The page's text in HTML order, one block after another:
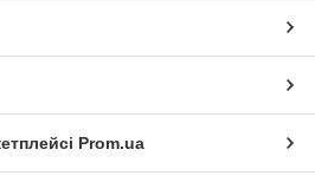
Prom.ua